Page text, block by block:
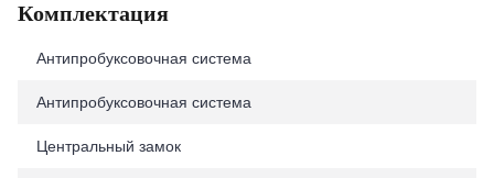
Комплектация
Антипробуксовочная система
Антипробуксовочная система
Центральный замок